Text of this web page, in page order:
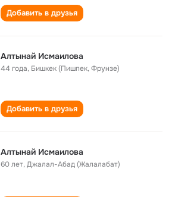
Добавить в друзья
Алтынай Исмаилова
44 года, Бишкек (Пишпек, Фрунзе)
Добавить в друзья
Алтынай Исмаилова
60 лет,Джалал-Абад (Жалалабат)